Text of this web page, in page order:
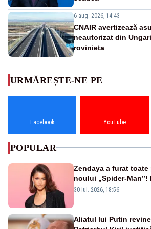
6 aug. 2026, 14:43
CNAIR avertizează
neautorizat din
rovinieta
URMĂREȘTE-NE PE
Facebook YouTube
POPULAR
Zendaya a furat
noului „Spider-
pânza de păianjen a
30 iul. 2026, 18:56
Aliatul lui Putin